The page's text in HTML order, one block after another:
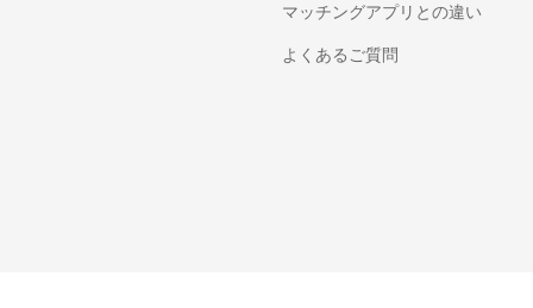
マッチングアプリとの違い
よくあるご質問